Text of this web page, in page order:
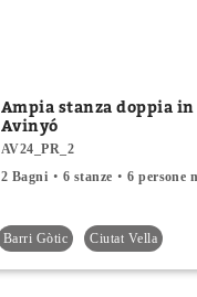
Ampia stanza doppia in
Avinyó
AV24_PR_2
2 Bagni
6 stanze 6 persone
Barri Gòtic Ciutat Vella